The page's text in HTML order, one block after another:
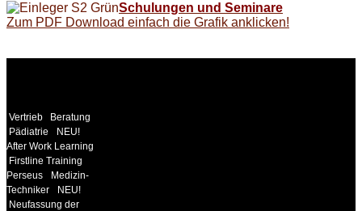
Schulungen und Seminare
Zum PDF Download einfach die Grafik anklicken!
Vertrieb
Beratung
Pädiatrie
NEU!
After Work Learning
Firstline Training
Perseus
Medizin-
Techniker
NEU!
Neufassung der